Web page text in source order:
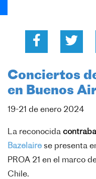
Conciertos
en Buenos
19-21 de enero 2024
La reconocida
Bazelaire se presenta
PROA 21 en el marco
Chile.